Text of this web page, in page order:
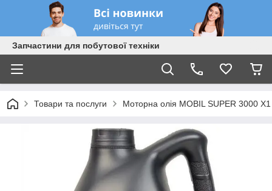
Запчастини для побутової техніки
Товари та послуги Моторна олія MOBIL SUPER 3000